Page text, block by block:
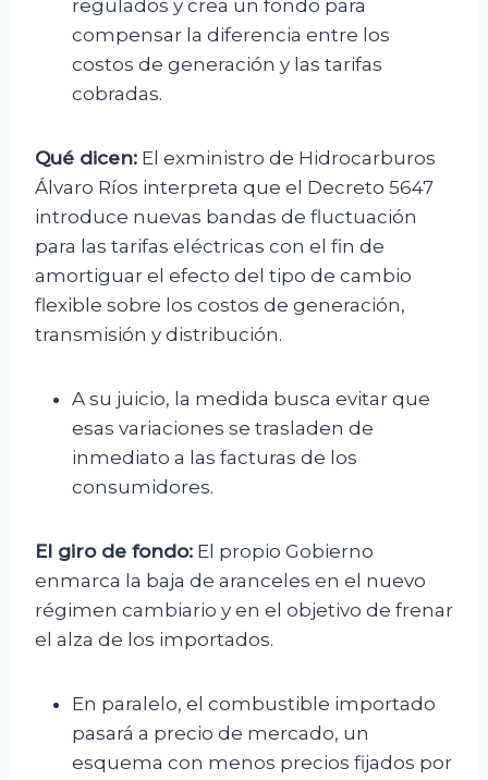
regulados y crea un fondo para
compensar la diferencia entre los
costos de generación y las tarifas
cobradas.
Qué dicen: El exministro de Hidrocarburos
Álvaro Ríos interpreta que el Decreto 5647
introduce nuevas bandas de fluctuación
para las tarifas eléctricas con el fin de
amortiguar el efecto del tipo de cambio
flexible sobre los costos de generación,
transmisión y distribución.
A su juicio, la medida busca evitar que
esas variaciones se trasladen de
inmediato a las facturas de los
consumidores.
El giro de fondo: El propio Gobierno
enmarca la baja de aranceles en el nuevo
régimen cambiario y en el objetivo de frenar
el alza de los importados.
En paralelo, el combustible importado
pasará a precio de mercado, un
esquema con menos precios fijados por